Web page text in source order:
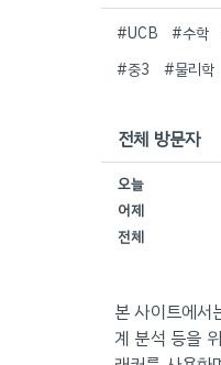
#UCB #수학
#중3
#물리학
전체 방문자
오늘
어제
전체
본 사이트에서
계 분석 등을